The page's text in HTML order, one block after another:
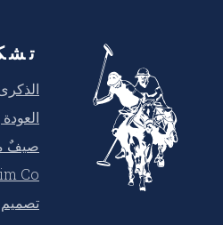
الذكرى الـ 250 لتأسيس
صيفٌ
Co.